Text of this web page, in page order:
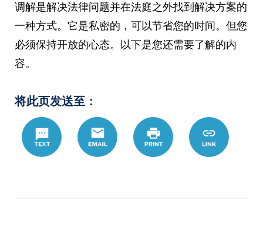
调解是解决法律问题并在法庭之外找到解决方案的
一种方式。它是私密的，可以节省您的时间。但您
必须保持开放的心态。以下是您还需要了解的内
容。
将此页发送至：
Text
Email Print
https://
hans/
Link